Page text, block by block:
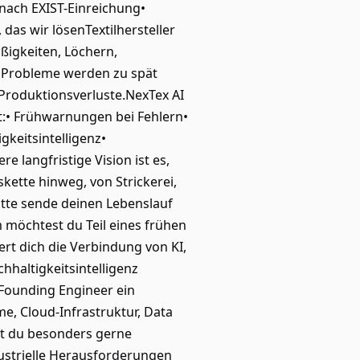
EXIST-Einreichung•
wir lösenTextilhersteller
Löchern,
werden zu spät
AI
Frühwarnungen bei Fehlern•
langfristige Vision ist es,
hinweg, von Strickerei,
sende deinen Lebenslauf
du Teil eines frühen
dich die Verbindung von KI,
Engineer ein
Cloud-Infrastruktur, Data
du besonders gerne
Herausforderungen